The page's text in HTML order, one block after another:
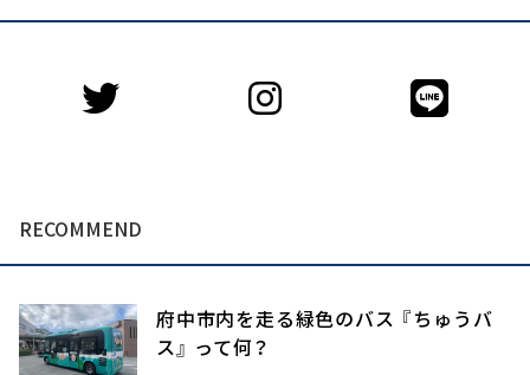
RECOMMEND
府中市内を走る緑色のバス 『ちゅうバ
ス』 って何？